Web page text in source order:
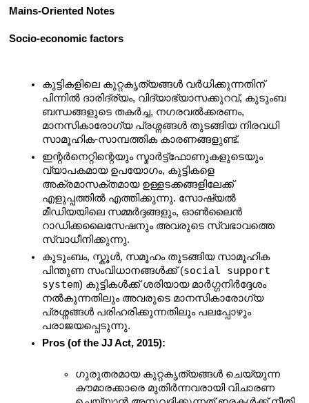
Mains-Oriented Notes
Socio-economic factors
കുട്ടികളിലെ കുറ്റകൃത്യങ്ങൾ വർധിക്കുന്നതിന്
പിന്നിൽ ദാരിദ്ര്യം, വിദ്യാഭ്യാസക്കുറവ്, കുടുംബ
ബന്ധങ്ങളുടെ തകർച്ച, നഗരവൽക്കരണം,
മാനസികാരോഗ്യ പ്രശ്നങ്ങൾ തുടങ്ങിയ നിരവധി
സാമൂഹിക-സാമ്പത്തിക കാരണങ്ങളുണ്ട്.
ഇന്റർനെറ്റിന്റെയും സ്മാർട്ട്‌ഫോണുകളുടെയും
വ്യാപകമായ ഉപയോഗം, കുട്ടികളെ
അക്രമാസക്തമായ ഉള്ളടക്കങ്ങളിലേക്ക്
എളുപ്പത്തിൽ എത്തിക്കുന്നു. സോഷ്യൽ
മീഡിയയിലെ സമ്മർദ്ദങ്ങളും, ഓൺലൈൻ
റാഡിക്കലൈസേഷനും അവരുടെ സ്വഭാവത്തെ
സ്വാധീനിക്കുന്നു.
കുടുംബം, സ്കൂൾ, സമൂഹം തുടങ്ങിയ സാമൂഹിക
പിന്തുണ സംവിധാനങ്ങൾക്ക് (social support
system) കുട്ടികൾക്ക് ശരിയായ മാർഗ്ഗനിർദ്ദേശം
നൽകുന്നതിലും അവരുടെ മാനസികാരോഗ്യ
പ്രശ്നങ്ങൾ പരിഹരിക്കുന്നതിലും പലപ്പോഴും
പരാജയപ്പെടുന്നു.
Pros (of the JJ Act, 2015):
ഗുരുതരമായ കുറ്റകൃത്യങ്ങൾ ചെയ്യുന്ന
കൗമാരക്കാരെ മുതിർന്നവരായി വിചാരണ